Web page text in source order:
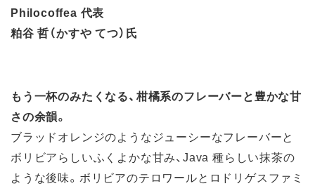
Philocoffea 代表
粕谷 哲（かすや てつ）氏
もう一杯のみたくなる、柑橘系のフレーバーと豊かな甘
さの余韻。
ブラッドオレンジのようなジューシーなフレーバーと
ボリビアらしいふくよかな甘み、Java 種らしい抹茶の
ような後味。ボリビアのテロワールとロドリゲスファミ